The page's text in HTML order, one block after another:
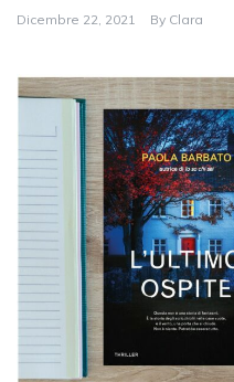
Dicembre 22, 2021 By Clara